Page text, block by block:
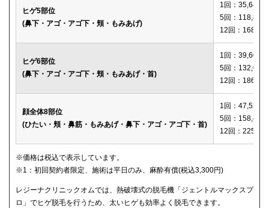
ヒゲ5部位
(鼻下・アゴ・アゴ下・頬・もみあげ)
1回：35,640円
5回：118,800
12回：
ヒゲ6部位
(鼻下・アゴ・アゴ下・頬・もみあげ・首)
1回：39,600円
5回：132,000
12回：
顔全体8部位
(ひたい・頬・鼻筋・もみあげ・鼻下・アゴ・アゴ下・首)
1回：47,520円
5回：158,400
12回：
※価格は税込で表示しています。
※1：初回契約者限定、施術は平日のみ、麻酔有償(税込3,300円)
レジーナクリニックオムでは、熱破壊式の脱毛機「ジェントルマックスプ
ロ」でヒゲ脱毛を行うため、太いヒゲも効率よく脱毛できます。